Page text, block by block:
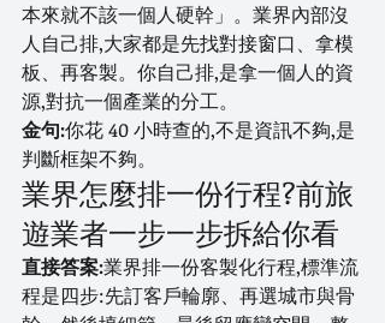
本來就不該一個人硬幹」。業界內部沒
人自己排,大家都是先找對接窗口、拿模
板、再客製。你自己排,是拿一個人的資
源,對抗一個產業的分工。
金句:你花 40 小時查的,不是資訊不夠,是
判斷框架不夠。
業界怎麼排一份行程?前旅
遊業者一步一步拆給你看
直接答案:業界排一份客製化行程,標準流
程是四步:先訂客戶輪廓、再選城市與骨